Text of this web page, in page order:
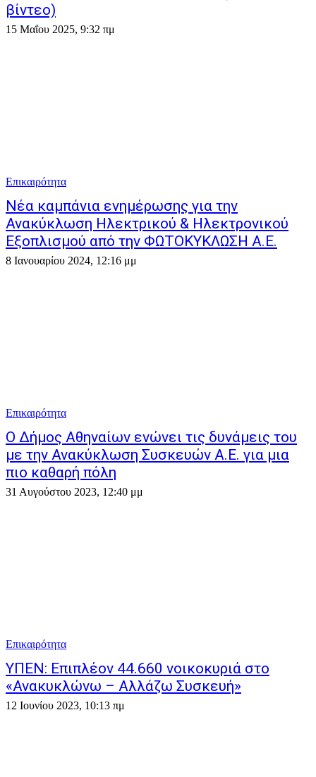
βίντεο)
15 Μαΐου 2025, 9:32 πμ
Επικαιρότητα
Νέα καμπάνια ενημέρωσης για την
Ανακύκλωση Ηλεκτρικού & Ηλεκτρονικού
Εξοπλισμού από την ΦΩΤΟΚΥΚΛΩΣΗ Α.Ε.
8 Ιανουαρίου 2024, 12:16 μμ
Επικαιρότητα
Ο Δήμος Αθηναίων ενώνει τις δυνάμεις του
με την Ανακύκλωση Συσκευών Α.Ε. για μια
πιο καθαρή πόλη
31 Αυγούστου 2023, 12:40 μμ
Επικαιρότητα
ΥΠΕΝ: Επιπλέον 44.660 νοικοκυριά στο
«Ανακυκλώνω – Αλλάζω Συσκευή»
12 Ιουνίου 2023, 10:13 πμ